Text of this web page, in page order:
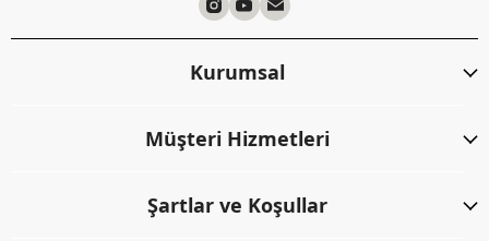
Kurumsal
Müşteri Hizmetleri
Şartlar ve Koşullar